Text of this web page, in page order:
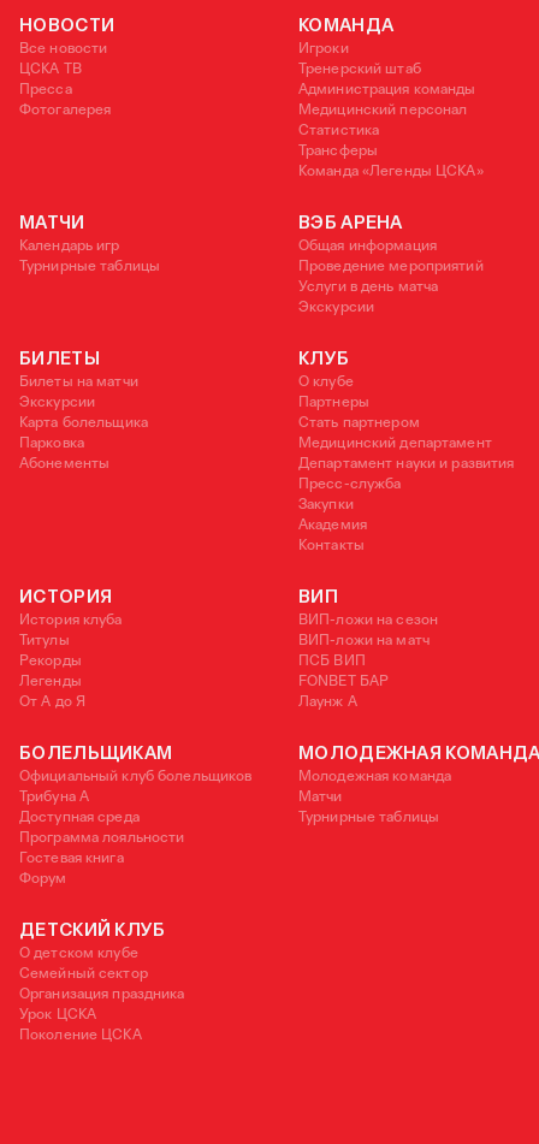
НОВОСТИ
Все новости
ЦСКА ТВ
Пресса
Фотогалерея
КОМАНДА
Игроки
Тренерский штаб
Администрация команды
Медицинский персонал
Статистика
Трансферы
Команда «Легенды ЦСКА»
МАТЧИ
Календарь игр
Турнирные таблицы
ВЭБ АРЕНА
Общая информация
Проведение мероприятий
Услуги в день матча
Экскурсии
БИЛЕТЫ
Билеты на матчи
Экскурсии
Карта болельщика
Парковка
Абонементы
КЛУБ
О клубе
Партнеры
Стать партнером
Медицинский департамент
Департамент науки и развития
Пресс-служба
Закупки
Академия
Контакты
ИСТОРИЯ
История клуба
Титулы
Рекорды
Легенды
От А до Я
ВИП
ВИП-ложи на сезон
ВИП-ложи на матч
ПСБ ВИП
FONBET БАР
Лаунж A
БОЛЕЛЬЩИКАМ
Официальный клуб болельщиков
Трибуна А
Доступная среда
Программа лояльности
Гостевая книга
Форум
МОЛОДЕЖНАЯ
Молодежная команда
Матчи
Турнирные таблицы
ДЕТСКИЙ КЛУБ
О детском клубе
Семейный сектор
Организация праздника
Урок ЦСКА
Поколение ЦСКА